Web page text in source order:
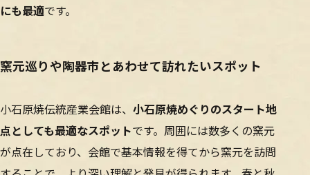
にも最適です。
窯元巡りや陶器市とあわせて訪れたいスポット
小石原焼伝統産業会館は、 小石原焼めぐりのスタート地
点としても最適なスポットです。周囲には数多くの窯元
が点在しており、会館で基本情報を得てから窯元を訪問